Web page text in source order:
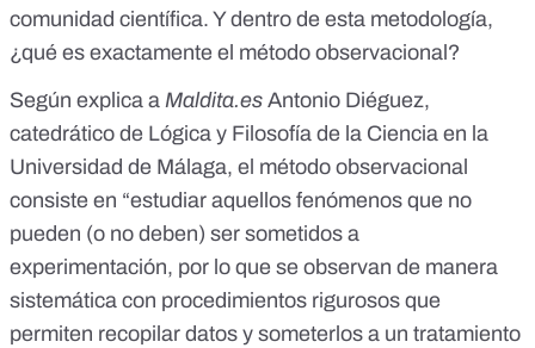
comunidad científica. Y dentro de esta metodología,
¿qué es exactamente el método observacional?
Según explica a Maldita.es Antonio Diéguez,
catedrático de Lógica y Filosofía de la Ciencia en la
Universidad de Málaga, el método observacional
consiste en “estudiar aquellos fenómenos que no
pueden (o no deben) ser sometidos a
experimentación, por lo que se observan de manera
sistemática con procedimientos rigurosos que
permiten recopilar datos y someterlos a un tratamiento